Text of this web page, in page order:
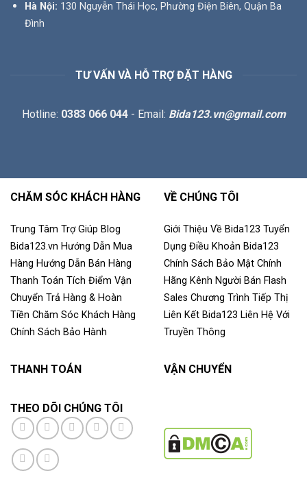
Hà Nội: 130 Nguyễn Thái Học, Phường Điện Biên, Quận Ba
Đình
TƯ VẤN VÀ HỖ TRỢ ĐẶT HÀNG
Hotline: 0383 066 044- Email: Bida123.vn@gmail.com
CHĂM SÓC KHÁCH HÀNG
Trung Tâm Trợ Giúp Blog
Bida123.vn Hướng Dẫn Mua
Hàng Hướng Dẫn Bán Hàng
Thanh Toán Tích Điểm Vận
Chuyển Trả Hàng & Hoàn
Tiền Chăm Sóc Khách Hàng
Chính Sách Bảo Hành
VỀ CHÚNG TÔI
Giới Thiệu Về Bida123 Tuyển
Dụng Điều Khoản Bida123
Chính Sách Bảo Mật Chính
Hãng Kênh Người Bán Flash
Sales Chương Trình Tiếp Thị
Liên Kết Bida123 Liên Hệ Với
Truyền Thông
THANH TOÁN
THEO DÕI CHÚNG TÔI
VẬN CHUYỂN